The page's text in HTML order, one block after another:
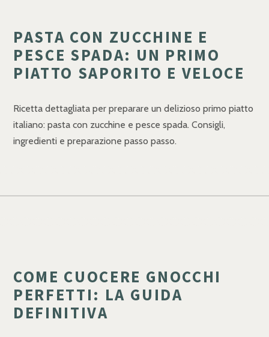
PASTA CON ZUCCHINE E
PESCE SPADA: UN PRIMO
PIATTO SAPORITO E VELOCE
Ricetta dettagliata per preparare un delizioso primo piatto
italiano: pasta con zucchine e pesce spada. Consigli,
ingredienti e preparazione passo passo.
COME CUOCERE GNOCCHI
PERFETTI: LA GUIDA
DEFINITIVA